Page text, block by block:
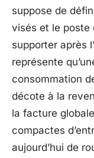
suppose de
visés et le poste
supporter après
représente
consommation
décote à la
la facture
compactes
aujourd’hui de